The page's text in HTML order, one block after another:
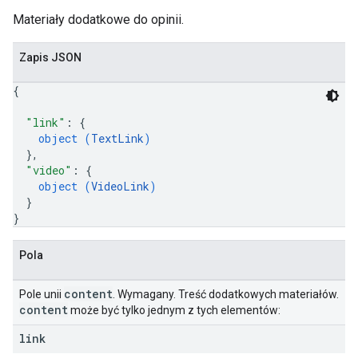
Materiały dodatkowe do opinii.
Zapis JSON
{
"link" : {
object (TextLink)
},
"video" : {
object (VideoLink)
}
}
Pola
Pole unii content . Wymagany. Treść dodatkowych materiałów.
contentmoże być tylko jednym z tych elementów:
link